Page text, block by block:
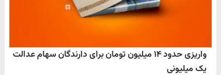
واریزی حدود ۱۴ میلیون تومان برای دارندگان سهام عدالت
یک میلیونی